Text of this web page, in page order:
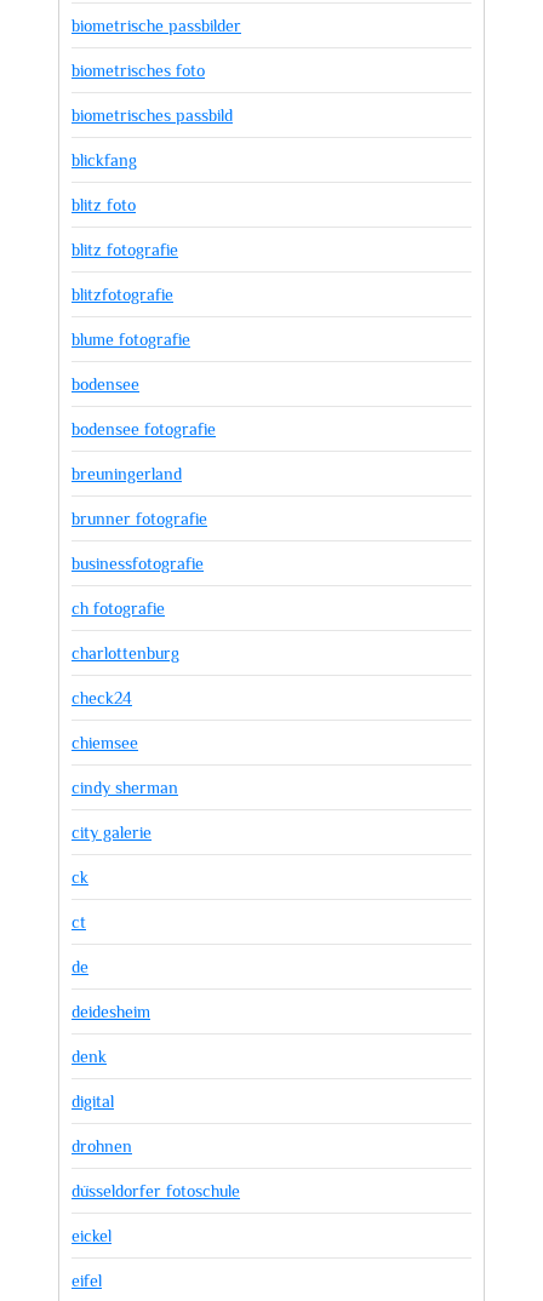
biometrische passbilder
biometrisches foto
biometrisches passbild
blickfang
blitz foto
blitz fotografie
blitzfotografie
blume fotografie
bodensee
bodensee fotografie
breuningerland
brunner fotografie
businessfotografie
ch fotografie
charlottenburg
check24
chiemsee
cindy sherman
city galerie
ck
ct
de
deidesheim
denk
digital
drohnen
düsseldorfer fotoschule
eickel
eifel